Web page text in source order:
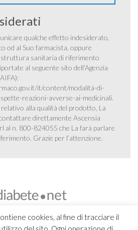
cookies, al fine di tracciare il
qualche effetto indesiderato,
od al Suo farmacista, oppure
struttura sanitaria di riferimento
al seguente sito dell’Agenzia
it/content/modalità-di-
reazioni-avverse-ai-medicinali.
alla qualità del prodotto, La
direttamente Ascensia
al n. 800-824055 che La farà parlare
Grazie per l’attenzione.